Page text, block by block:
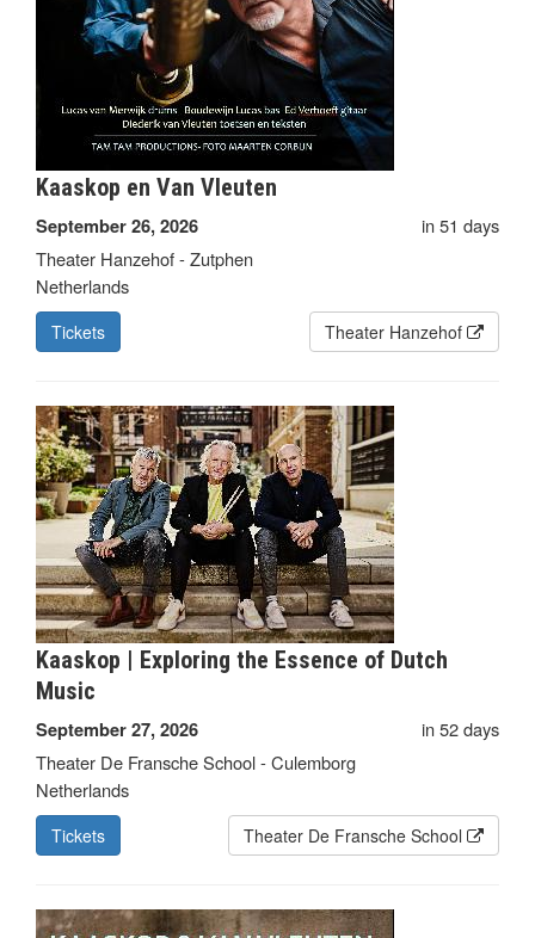
Kaaskop en Van Vleuten
September 26, 2026
in 51 days
Theater Hanzehof - Zutphen
Netherlands
Tickets Theater Hanzehof
Kaaskop | Exploring the Essence of Dutch
Music
September 27, 2026
in 52 days
Theater De Fransche School - Culemborg
Netherlands
Tickets Theater De Fransche School